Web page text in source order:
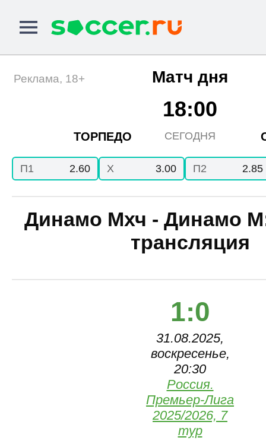
Матч дня
ТОРПЕДО
18:00
СЕГОДНЯ
Реклама, 18+
П1 2.60 X 3.00 П2 2.85
Динамо Мхч - Динамо
трансляция
1:0
31.08.2025,
воскресенье,
20:30
Россия.
Премьер-Лига
2025/2026, 7
тур